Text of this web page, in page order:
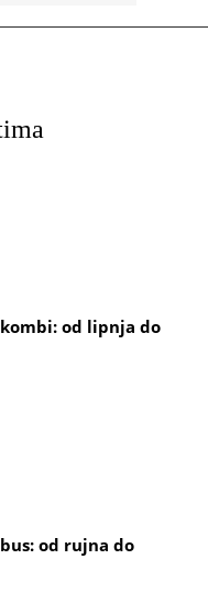
od lipnja do
od rujna do